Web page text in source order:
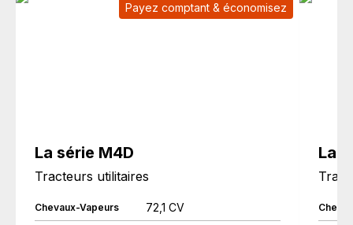
Payez comptant & économisez
La série M4D
Tracteurs utilitaires
Chevaux-Vapeurs 72,1 CV
La